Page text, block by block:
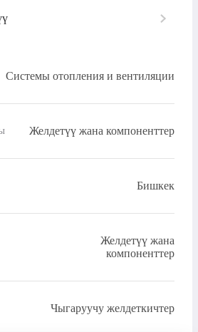
Системы отопления и вентиляции
Желдетүү жана компоненттер
Бишкек
Желдетүү жана
компоненттер
Чыгаруучу желдеткичтер